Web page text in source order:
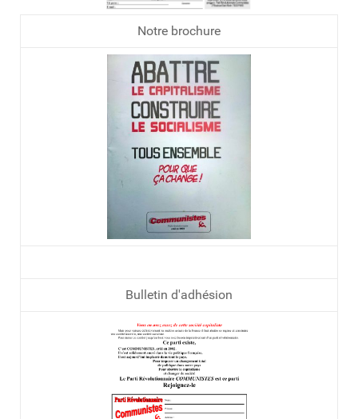
Notre brochure
Bulletin d'adhésion